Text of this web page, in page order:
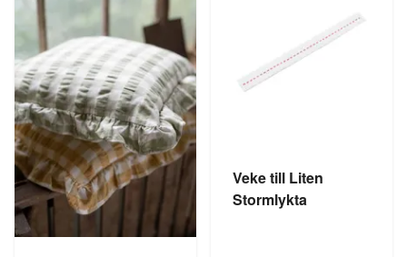
Veke till Liten
Stormlykta